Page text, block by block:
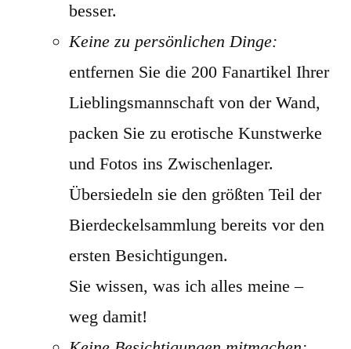
besser.
Keine zu persönlichen Dinge:
entfernen Sie die 200 Fanartikel Ihrer
Lieblingsmannschaft von der Wand,
packen Sie zu erotische Kunstwerke
und Fotos ins Zwischenlager.
Übersiedeln sie den größten Teil der
Bierdeckelsammlung bereits vor den
ersten Besichtigungen.
Sie wissen, was ich alles meine –
weg damit!